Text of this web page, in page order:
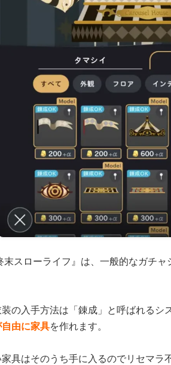
末スローライフ』は、一般的なガチ
の入手方法は「錬成」と呼ばれるシ
由に家具を作れます。
具はそのうち手に入るのでリセマラ